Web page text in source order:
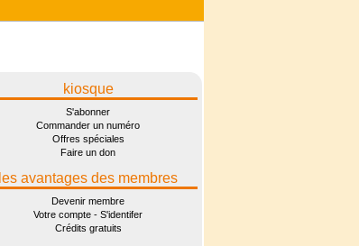
kiosque
S'abonner
Commander un numéro
Offres spéciales
Faire un don
les avantages des membres
Devenir membre
Votre compte - S'identifer
Crédits gratuits